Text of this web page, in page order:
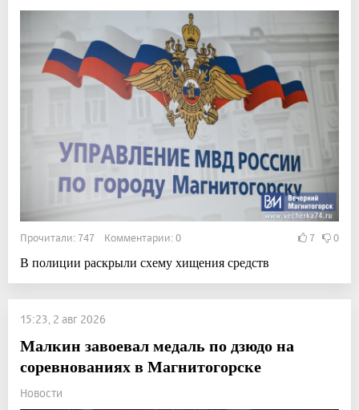
Прочитали: 747 Комментарии: 0 7 0
В полиции раскрыли схему хищения средств
15:23, 2 авг 2026
Малкин завоевал медаль по дзюдо на
соревнованиях в Магнитогорске
Новости